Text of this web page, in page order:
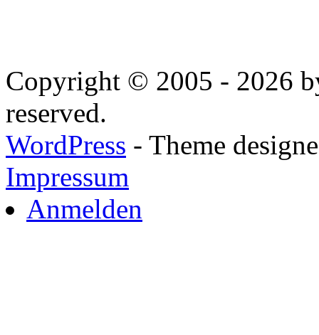
Copyright © 2005 - 2026
reserved.
WordPress - Theme
Impressum
Anmelden